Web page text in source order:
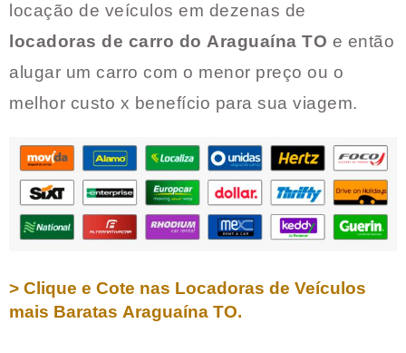
locação de veículos em dezenas de
locadoras de carro do Araguaína TO e então
alugar um carro com o menor preço ou o
melhor custo x benefício para sua viagem.
> Clique e Cote nas Locadoras de Veículos
mais Baratas Araguaína TO.